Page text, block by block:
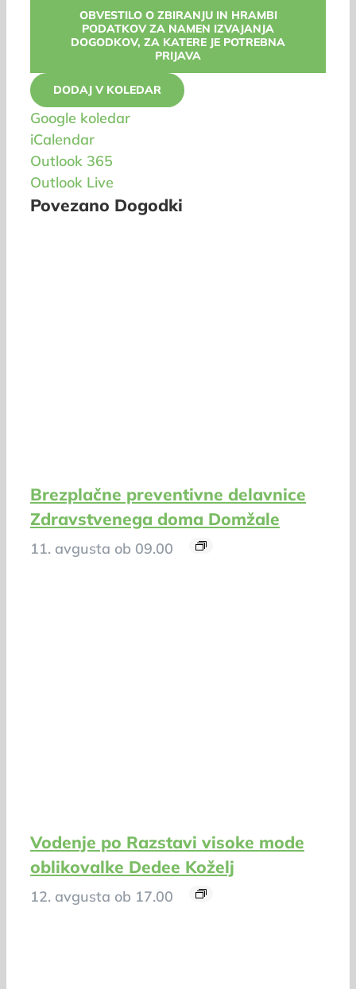
OBVESTILO O ZBIRANJU IN HRAMBI
PODATKOV ZA NAMEN IZVAJANJA
DOGODKOV, ZA KATERE JE POTREBNA
PRIJAVA
DODAJ V KOLEDAR
Google koledar
iCalendar
Outlook 365
Outlook Live
Povezano Dogodki
Brezplačne preventivne delavnice
Zdravstvenega doma Domžale
11. avgusta ob 09.00
Vodenje po Razstavi visoke mode
oblikovalke Dedee Koželj
12. avgusta ob 17.00